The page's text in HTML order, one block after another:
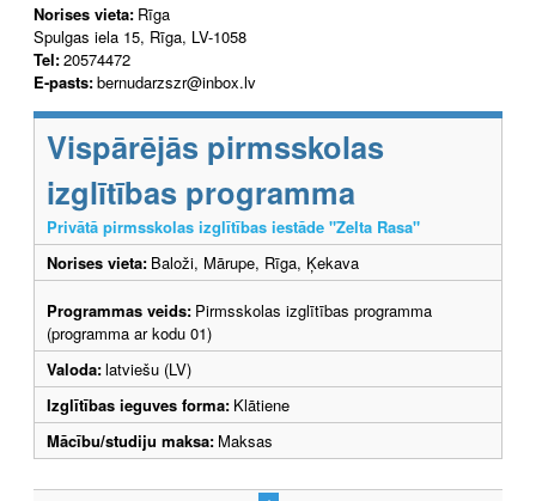
Norises vieta: Rīga
Spulgas iela 15, Rīga, LV-1058
Tel:20574472
E-pasts:bernudarzszr@inbox.lv
Vispārējās pirmsskolas
izglītības programma
Privātā pirmsskolas izglītības iestāde "Zelta Rasa"
Norises vieta: Baloži, Mārupe, Rīga, Ķekava
Programmas veids: Pirmsskolas izglītības programma
(programma ar kodu 01)
Valoda:latviešu (LV)
Izglītības ieguves forma: Klātiene
Mācību/studiju maksa: Maksas